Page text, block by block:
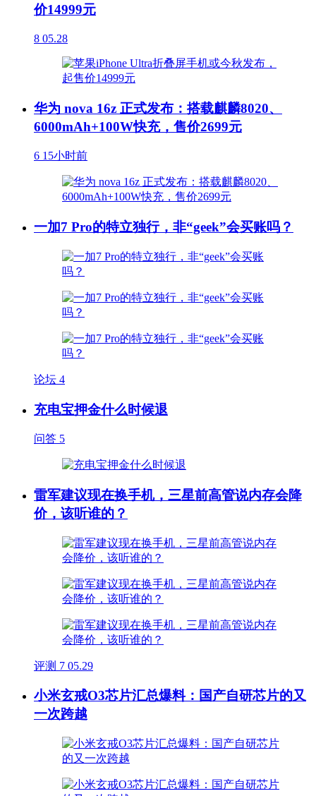
价14999元
8 05.28
华为 nova 16z 正式发布：搭载麒麟8020、
6000mAh+100W快充，售价2699元
6 15小时前
一加7 Pro的特立独行，非“geek”会买账吗？
论坛 4
充电宝押金什么时候退
问答 5
雷军建议现在换手机，三星前高管说内存会降
价，该听谁的？
评测 7 05.29
小米玄戒O3芯片汇总爆料：国产自研芯片的又
一次跨越